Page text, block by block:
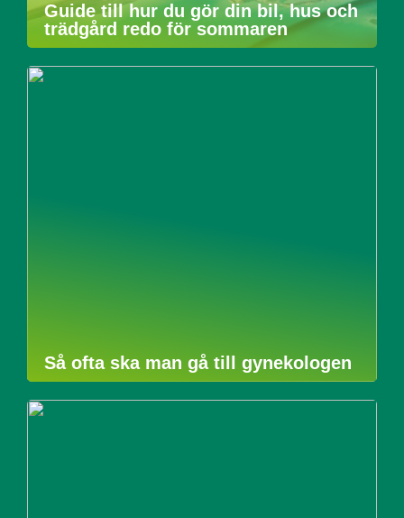
Guide till hur du gör din bil, hus och
trädgård redo för sommaren
Så ofta ska man gå till gynekologen